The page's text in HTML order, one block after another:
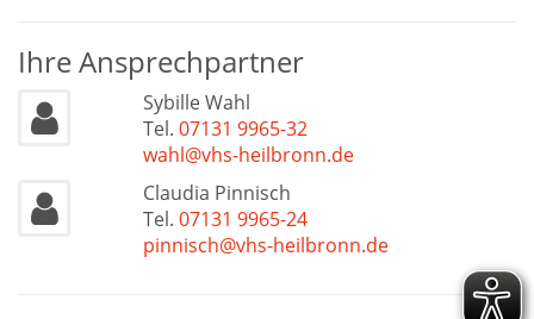
Ihre Ansprechpartner
Sybille Wahl
Tel. 07131 9965-32
wahl@vhs-heilbronn.de
Claudia Pinnisch
Tel. 07131 9965-24
pinnisch@vhs-heilbronn.de